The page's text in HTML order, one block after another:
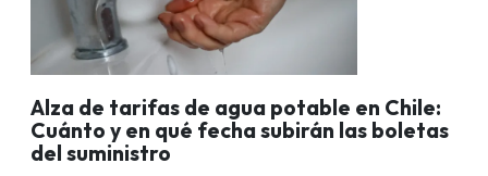
Alza de tarifas de agua potable en Chile:
Cuánto y en qué fecha subirán las boletas
del suministro